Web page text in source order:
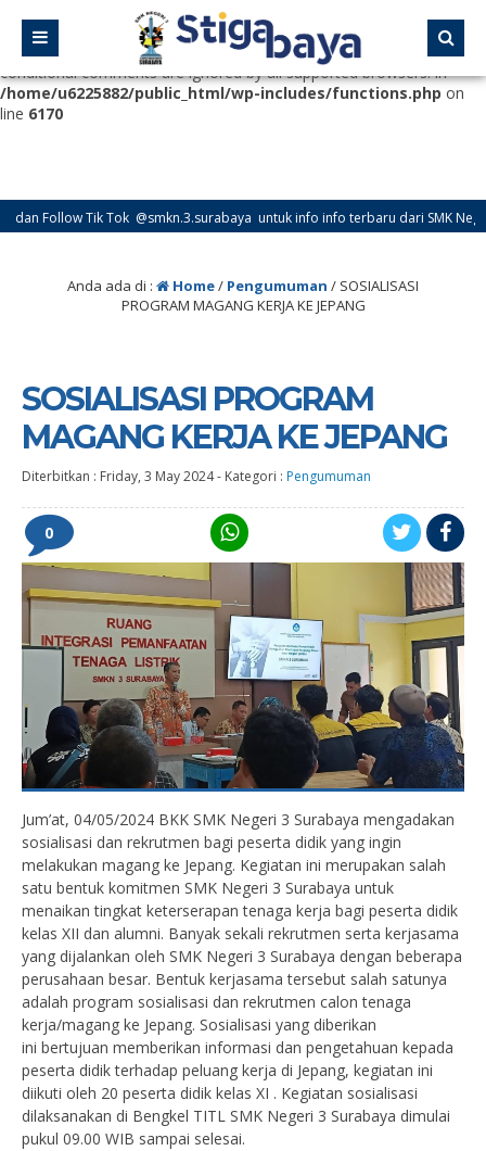
Deprecated
: Function WP_Dependencies->add_data() was called
with an argument that is
deprecated
since version 6.9.0! IE
conditional comments are ignored by all supported browsers. in
/home/u6225882/public_html/wp-includes/functions.php on
line 6170
Tik Tok @smkn.3.surabaya untuk info info terbaru dari SMK Negeri 3
Anda ada di : Home/ Pengumuman / SOSIALISASI
PROGRAM MAGANG KERJA KE JEPANG
SOSIALISASI PROGRAM
MAGANG KERJA KE JEPANG
Diterbitkan : Friday, 3 May 2024- Kategori : Pengumuman
0
Jum’at, 04/05/2024 BKK SMK Negeri 3 Surabaya mengadakan
sosialisasi dan rekrutmen bagi peserta didik yang ingin
melakukan magang ke Jepang. Kegiatan ini merupakan salah
satu bentuk komitmen SMK Negeri 3 Surabaya untuk
menaikan tingkat keterserapan tenaga kerja bagi peserta didik
kelas XII dan alumni. Banyak sekali rekrutmen serta kerjasama
yang dijalankan oleh SMK Negeri 3 Surabaya dengan beberapa
perusahaan besar. Bentuk kerjasama tersebut salah satunya
adalah program sosialisasi dan rekrutmen calon tenaga
kerja/magang ke Jepang. Sosialisasi yang diberikan
ini bertujuan memberikan informasi dan pengetahuan kepada
peserta didik terhadap peluang kerja di Jepang, kegiatan ini
diikuti oleh 20 peserta didik kelas XI . Kegiatan sosialisasi
dilaksanakan di Bengkel TITL SMK Negeri 3 Surabaya dimulai
pukul 09.00 WIB sampai selesai.